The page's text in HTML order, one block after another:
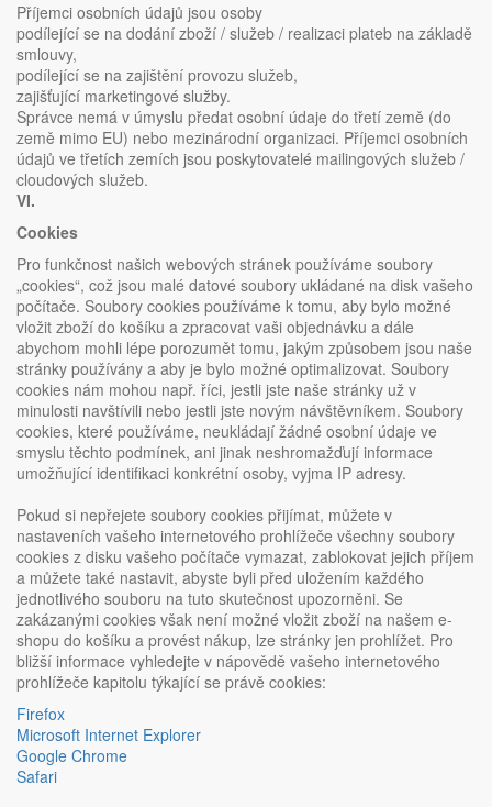
Příjemci osobních údajů jsou osoby
podílející se na dodání zboží / služeb / realizaci plateb na základě
smlouvy,
podílející se na zajištění provozu služeb,
zajišťující marketingové služby.
Správce nemá v úmyslu předat osobní údaje do třetí země (do
země mimo EU) nebo mezinárodní organizaci. Příjemci osobních
údajů ve třetích zemích jsou poskytovatelé mailingových služeb /
cloudových služeb.
VI.
Cookies
Pro funkčnost našich webových stránek používáme soubory
„cookies“, což jsou malé datové soubory ukládané na disk vašeho
počítače. Soubory cookies používáme k tomu, aby bylo možné
vložit zboží do košíku a zpracovat vaši objednávku a dále
abychom mohli lépe porozumět tomu, jakým způsobem jsou naše
stránky používány a aby je bylo možné optimalizovat. Soubory
cookies nám mohou např. říci, jestli jste naše stránky už v
minulosti navštívili nebo jestli jste novým návštěvníkem. Soubory
cookies, které používáme, neukládají žádné osobní údaje ve
smyslu těchto podmínek, ani jinak neshromažďují informace
umožňující identifikaci konkrétní osoby, vyjma IP adresy.
Pokud si nepřejete soubory cookies přijímat, můžete v
nastaveních vašeho internetového prohlížeče všechny soubory
cookies z disku vašeho počítače vymazat, zablokovat jejich příjem
a můžete také nastavit, abyste byli před uložením každého
jednotlivého souboru na tuto skutečnost upozorněni. Se
zakázanými cookies však není možné vložit zboží na našem e-
shopu do košíku a provést nákup, lze stránky jen prohlížet. Pro
bližší informace vyhledejte v nápovědě vašeho internetového
prohlížeče kapitolu týkající se právě cookies:
Firefox
Microsoft Internet Explorer
Google Chrome
Safari